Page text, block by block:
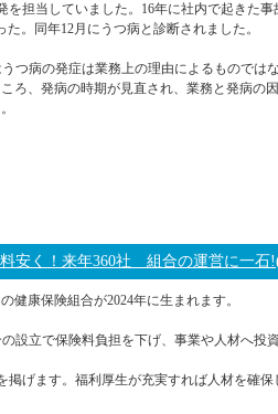
担当していました。16年に社内で起きた
。同年12月にうつ病と診断されました。
つ病の発症は業務上の理由によるものでは
ろ、発病の時期が見直され、業務と発病の
く！来年360社 組合の運営に一石!(
健康保険組合が2024年に生まれます。
設立で保険料負担を下げ、事業や人材へ投
げます。福利厚生が充実すれば人材を確